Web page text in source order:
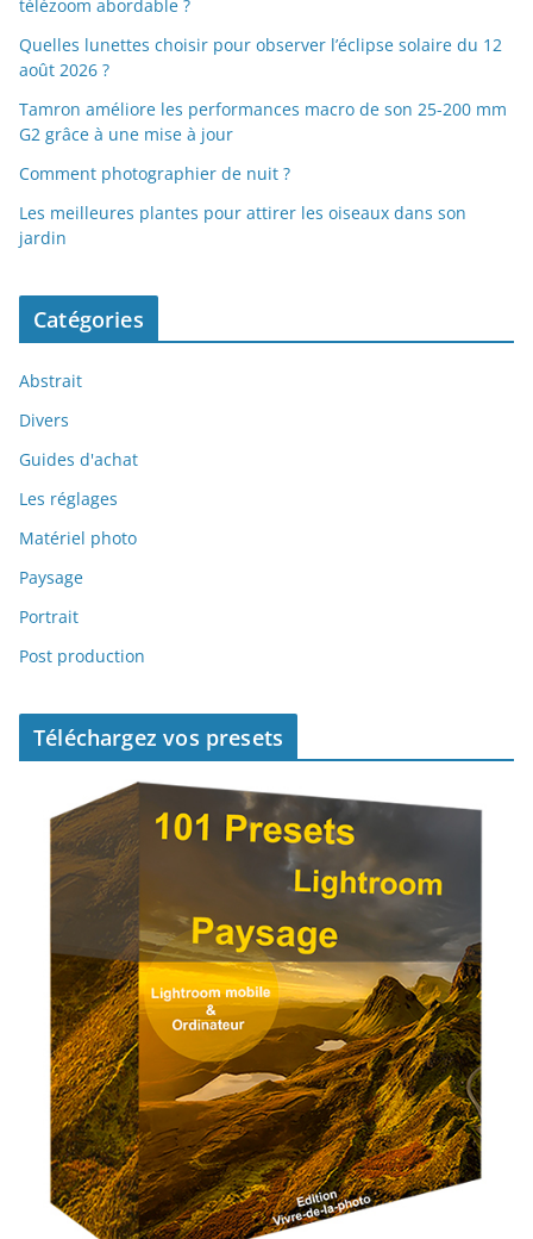
télézoom abordable ?
Quelles lunettes choisir pour observer l’éclipse solaire du 12
août 2026 ?
Tamron améliore les performances macro de son 25-200 mm
G2 grâce à une mise à jour
Comment photographier de nuit ?
Les meilleures plantes pour attirer les oiseaux dans son
jardin
Catégories
Abstrait
Divers
Guides d'achat
Les réglages
Matériel photo
Paysage
Portrait
Post production
Téléchargez vos presets